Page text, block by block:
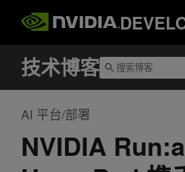
AI 平台/部署
NVIDIA